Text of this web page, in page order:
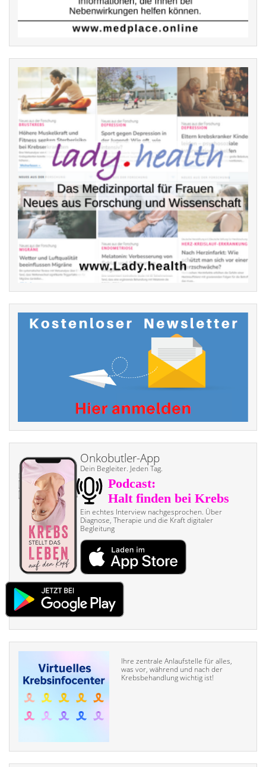
Onkobutler-App
Dein Begleiter. Jeden Tag.
Ein echtes Interview nach­gesprochen. Über
Diagnose, Therapie und die Kraft digitaler
Begleitung
Ihre zentrale Anlaufstelle für alles,
was vor, während und nach der
Krebsbehandlung wichtig ist!